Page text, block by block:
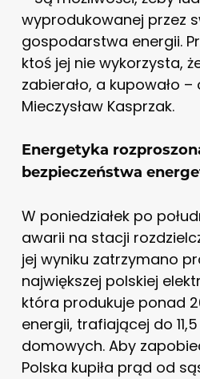
wyprodukowanej przez
gospodarstwa energii.
ktoś jej nie wykorzysta,
zabierało, a kupowało –
Mieczysław Kasprzak.
Energetyka
bezpieczeństwa
W poniedziałek po
awarii na stacji
jej wyniku zatrzymano
największej polskiej
która produkuje ponad
energii, trafiającej do
domowych. Aby
Polska kupiła prąd od